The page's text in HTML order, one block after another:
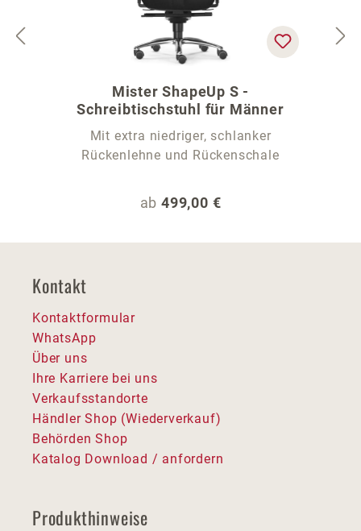
Mister ShapeUp S -
Schreibtischstuhl für Männer
Mit extra niedriger, schlanker
Rückenlehne und Rückenschale
Regulärer Preis:
ab 499,00 €
Kontakt
Kontaktformular
WhatsApp
Über uns
Ihre Karriere bei uns
Verkaufsstandorte
Händler Shop (Wiederverkauf)
Behörden Shop
Katalog Download / anfordern
Produkthinweise